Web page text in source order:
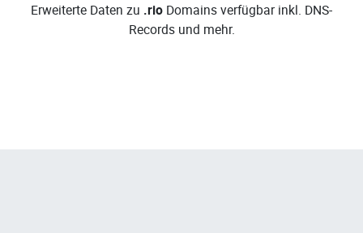
Erweiterte Daten zu .rio Domains verfügbar inkl. DNS-
Records und mehr.